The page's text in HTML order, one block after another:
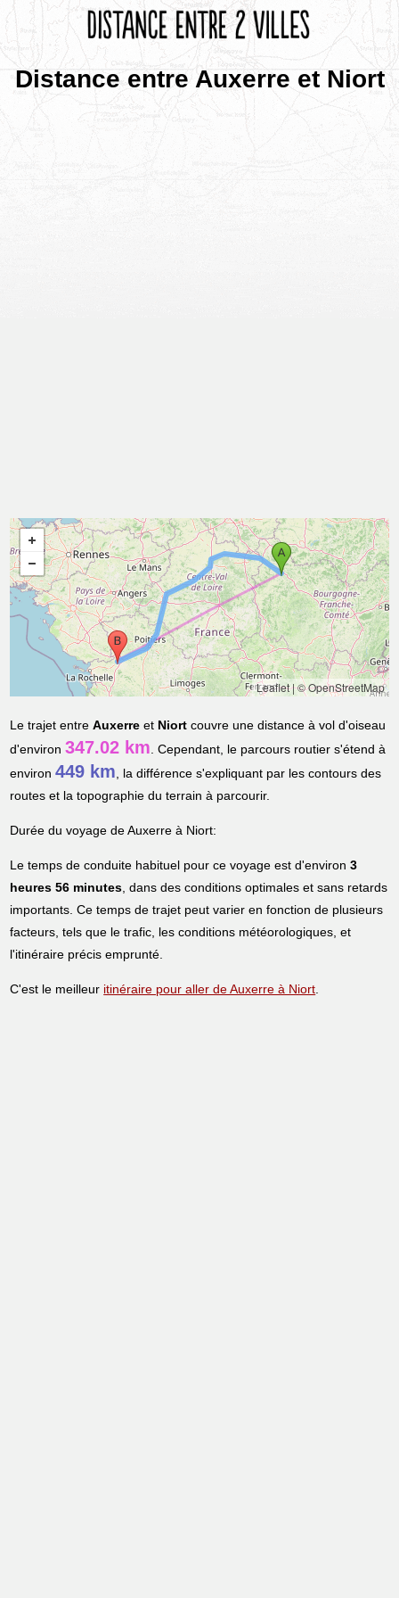
Distance entre Auxerre et Niort
Leaflet|© OpenStreetMap
Le trajet entreAuxerre et Niort couvre une distance à vol d'oiseau
d'environ347.02 km. Cependant, le parcours routier s'étend à
environ449 km, la différence s'expliquant par les contours des
routes et la topographie du terrain à parcourir.
Durée du voyage de Auxerre à Niort:
Le temps de conduite habituel pour ce voyage est d'environ3
heures 56 minutes, dans des conditions optimales et sans retards
importants. Ce temps de trajet peut varier en fonction de plusieurs
facteurs, tels que le trafic, les conditions météorologiques, et
l'itinéraire précis emprunté.
C'est le meilleur itinéraire pour aller de Auxerre à Niort.